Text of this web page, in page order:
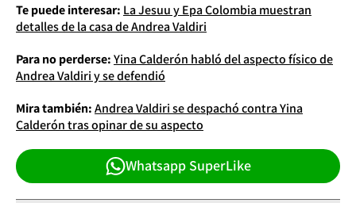
Te puede interesar: La Jesuu y Epa Colombia muestran
detalles de la casa de Andrea Valdiri
Para no perderse:Yina Calderón habló del aspecto físico de
Andrea Valdiri y se defendió
Mira también:Andrea Valdiri se despachó contra Yina
Calderón tras opinar de su aspecto
Whatsapp SuperLike